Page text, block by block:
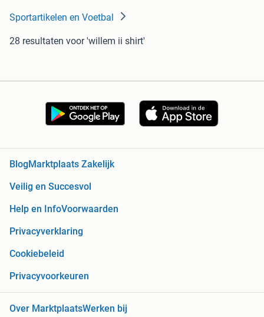
Sportartikelen en Voetbal
28 resultaten voor 'willem ii shirt'
Blog Marktplaats Zakelijk
Veilig en Succesvol
Help en InfoVoorwaarden
Privacyverklaring
Cookiebeleid
Privacyvoorkeuren
Over MarktplaatsWerken bij